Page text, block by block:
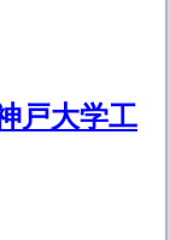
戸大学工